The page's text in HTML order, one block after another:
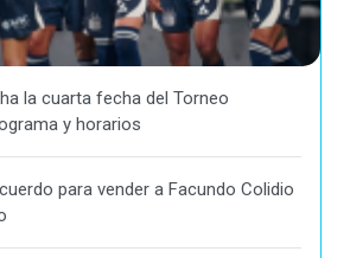
la cuarta fecha del Torneo
y horarios
para vender a Facundo Colidio